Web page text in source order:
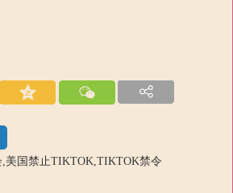
美国禁止TIKTOK,TIKTOK禁令